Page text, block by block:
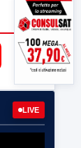
LIVE